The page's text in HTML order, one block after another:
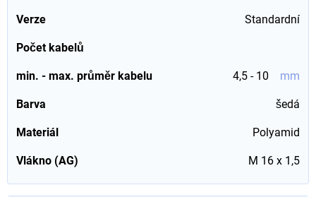
Verze Standardní
Počet kabelů
min. - max. průměr kabelu 4,5 - 10 mm
Barva šedá
Materiál Polyamid
Vlákno (AG) M 16 x 1,5